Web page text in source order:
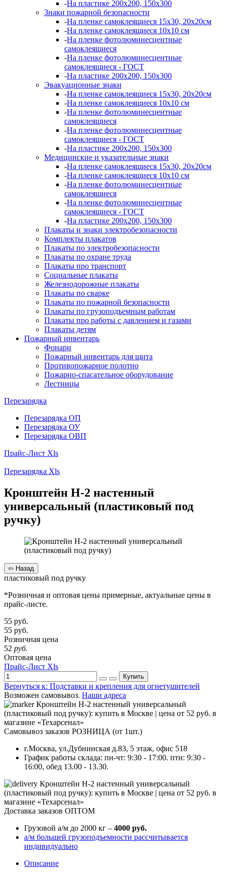
-На пластике 200х200, 150х300
Знаки пожарной безопасности
-На пленке самоклеящиеся 15х30, 20х20см
-На пленке самоклеящиеся 10х10 см
-На пленке фотолюминесцентные
самоклеящиеся
-На пленке фотолюминесцентные
самоклеящиеся - ГОСТ
-На пластике 200х200, 150х300
Эвакуационные знаки
-На пленке самоклеящиеся 15х30, 20х20см
-На пленке самоклеящиеся 10х10 см
-На пленке фотолюминесцентные
самоклеящиеся
-На пленке фотолюминесцентные
самоклеящиеся - ГОСТ
-На пластике 200х200, 150х300
Медицинские и указательные знаки
-На пленке самоклеящиеся 15х30, 20х20см
-На пленке самоклеящиеся 10х10 см
-На пленке фотолюминесцентные
самоклеящиеся
-На пленке фотолюминесцентные
самоклеящиеся - ГОСТ
-На пластике 200х200, 150х300
Плакаты и знаки электробезопасности
Комплекты плакатов
Плакаты по электробезопасности
Плакаты по охране труда
Плакаты про транспорт
Социальные плакаты
Железнодорожные плакаты
Плакаты по сварке
Плакаты по пожарной безопасности
Плакаты по грузоподъемным работам
Плакаты про работы с давлением и газами
Плакаты детям
Пожарный инвентарь
Фонари
Пожарный инвентарь для щита
Противопожарное полотно
Пожарно-спасательное оборудование
Лестницы
Перезарядка
Перезарядка ОП
Перезарядка ОУ
Перезарядка ОВП
Прайс-Лист Xls
Перезарядка Xls
Кронштейн Н-2 настенный
универсальный (пластиковый под
ручку)
пластиковый под ручку
*Розничная и оптовая цены примерные, актуальные цены в
прайс-листе.
55 руб.
55 руб.
Розничная цена
52 руб.
Оптовая цена
Прайс-Лист Xls
Купить
Вернуться к: Подставки и крепления для огнетушителей
Возможен самовывоз. Наши адреса
Самовывоз заказов РОЗНИЦА (от 1шт.)
г.Москва, ул.Дубнинская д.83, 5 этаж, офис 518
График работы склада: пн-чт: 9:30 - 17:00. птн: 9:30 -
16:00, обед 13.00 - 13.30.
Доставка заказов ОПТОМ
Грузовой а/м до 2000 кг – 4000 руб.
а/м большей грузоподъемности рассчитывается
индивидуально
Описание